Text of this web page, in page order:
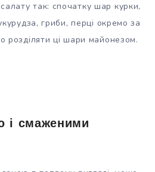
так: спочатку шар курки,
гриби, перці окремо за
розділяти ці шари майонезом.
і смаженими